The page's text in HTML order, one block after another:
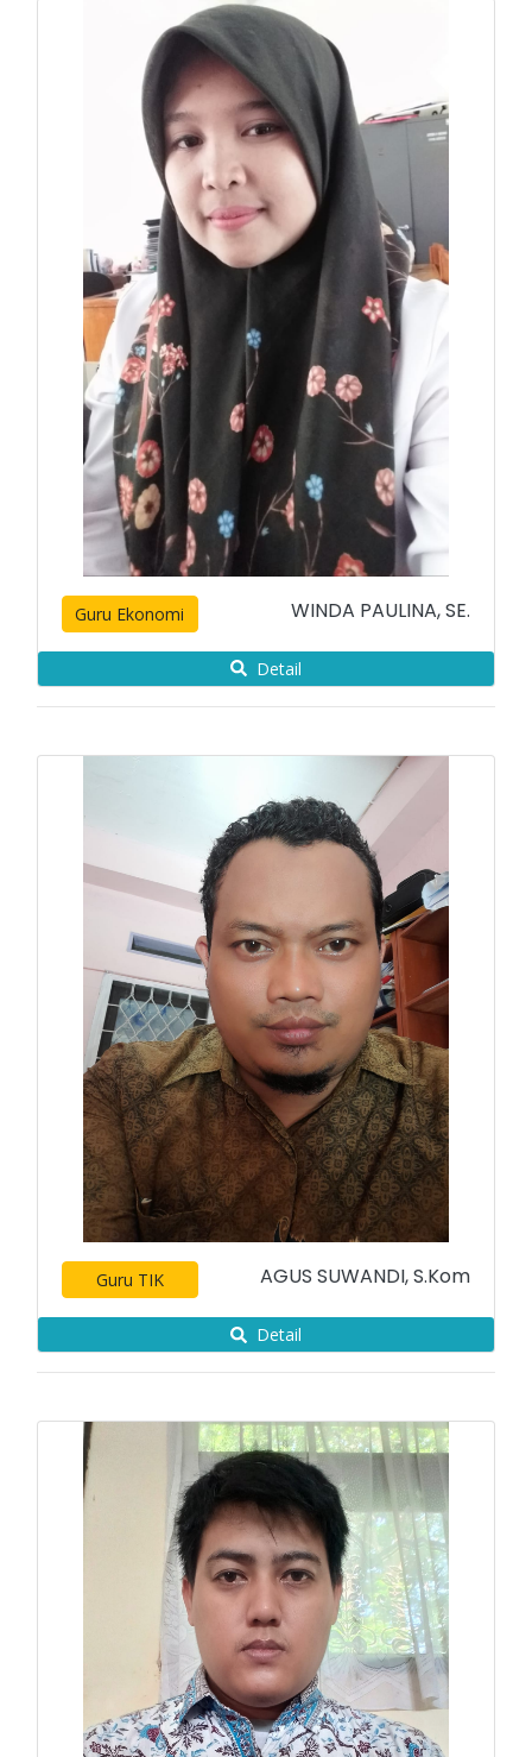
Guru Ekonomi WINDA PAULINA, SE.
Detail
Guru TIK AGUS SUWANDI, S.Kom
Detail